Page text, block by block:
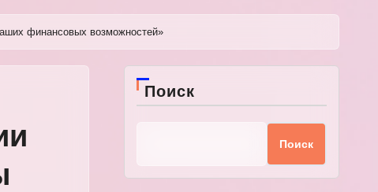
финансовых возможностей»
Поиск
Поиск